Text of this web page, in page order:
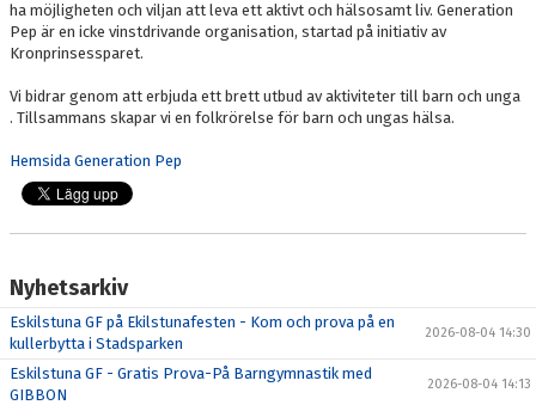
ha möjligheten och viljan att leva ett aktivt och hälsosamt liv. Generation
Pep är en icke vinstdrivande organisation, startad på initiativ av
Kronprinsessparet.
Vi bidrar genom att erbjuda ett brett utbud av aktiviteter till barn och unga
. Tillsammans skapar vi en folkrörelse för barn och ungas hälsa.
Hemsida Generation Pep
Nyhetsarkiv
Eskilstuna GF på Ekilstunafesten - Kom och prova på en
kullerbytta i Stadsparken
2026-08-04 14:30
Eskilstuna GF - Gratis Prova-På Barngymnastik med
GIBBON
2026-08-04 14:13